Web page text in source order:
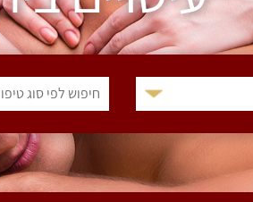
חיפוש לפי סוג